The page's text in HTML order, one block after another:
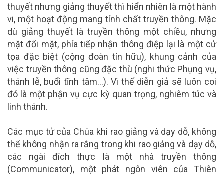
thuyết nhưng giảng thuyết thì hiển nhiên là một hành
vi, một hoạt động mang tính chất truyền thông. Mặc
dù giảng thuyết là truyền thông một chiều, nhưng
mặt đối mặt, phía tiếp nhận thông điệp lại là một cử
tọa đặc biệt (cộng đoàn tín hữu), khung cảnh của
việc truyền thông cũng đặc thù (nghi thức Phụng vụ,
thánh lễ, buổi tĩnh tâm…). Vì thế diễn giả sẽ luôn coi
đó là một phận vụ cực kỳ quan trọng, nghiêm túc và
linh thánh.
Các mục tử của Chúa khi rao giảng và dạy dỗ, không
thể không nhận ra rằng trong khi rao giảng và dạy dỗ,
các ngài đích thực là một nhà truyền thông
(Communicator), một phát ngôn viên của Thiên